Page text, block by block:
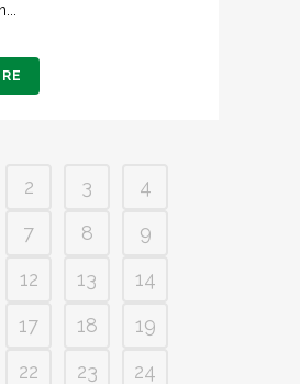
2 3
4
7 8
9
12 13
14
17 18
19
22 23
24